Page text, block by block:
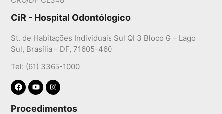
CiR - Hospital Odontólogico
St. de Habitações Individuais Sul QI 3 Bloco G – Lago
Sul, Brasília – DF, 71605-460
Tel: (61) 3365-1000
Procedimentos